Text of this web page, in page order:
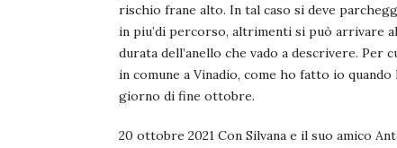
rischio frane alto. In tal caso si deve
in piu’di percorso, altrimenti si può arrivare
durata dell’anello che vado a descrivere.
in comune a Vinadio, come ho fatto io
giorno di fine ottobre.
20 ottobre 2021 Con Silvana e il suo amico